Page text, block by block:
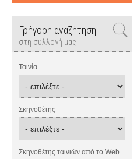
Γρήγορη αναζήτηση
στη συλλογή μας
Ταινία
Σκηνοθέτης
Σκηνοθέτης ταινιών από το Web